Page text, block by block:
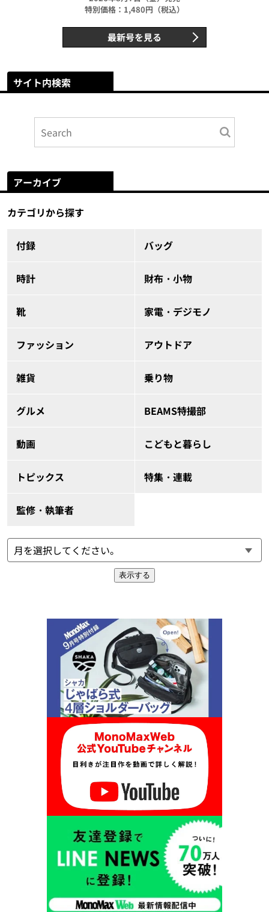
特別価格：1,480円（税込）
最新号を見る
サイト内検索
アーカイブ
カテゴリから探す
付録 バッグ
時計 財布・小物
靴 家電・デジモノ
ファッション アウトドア
雑貨 乗り物
グルメ BEAMS特撮部
動画 こどもと暮らし
トピックス 特集・連載
監修・執筆者
表示する